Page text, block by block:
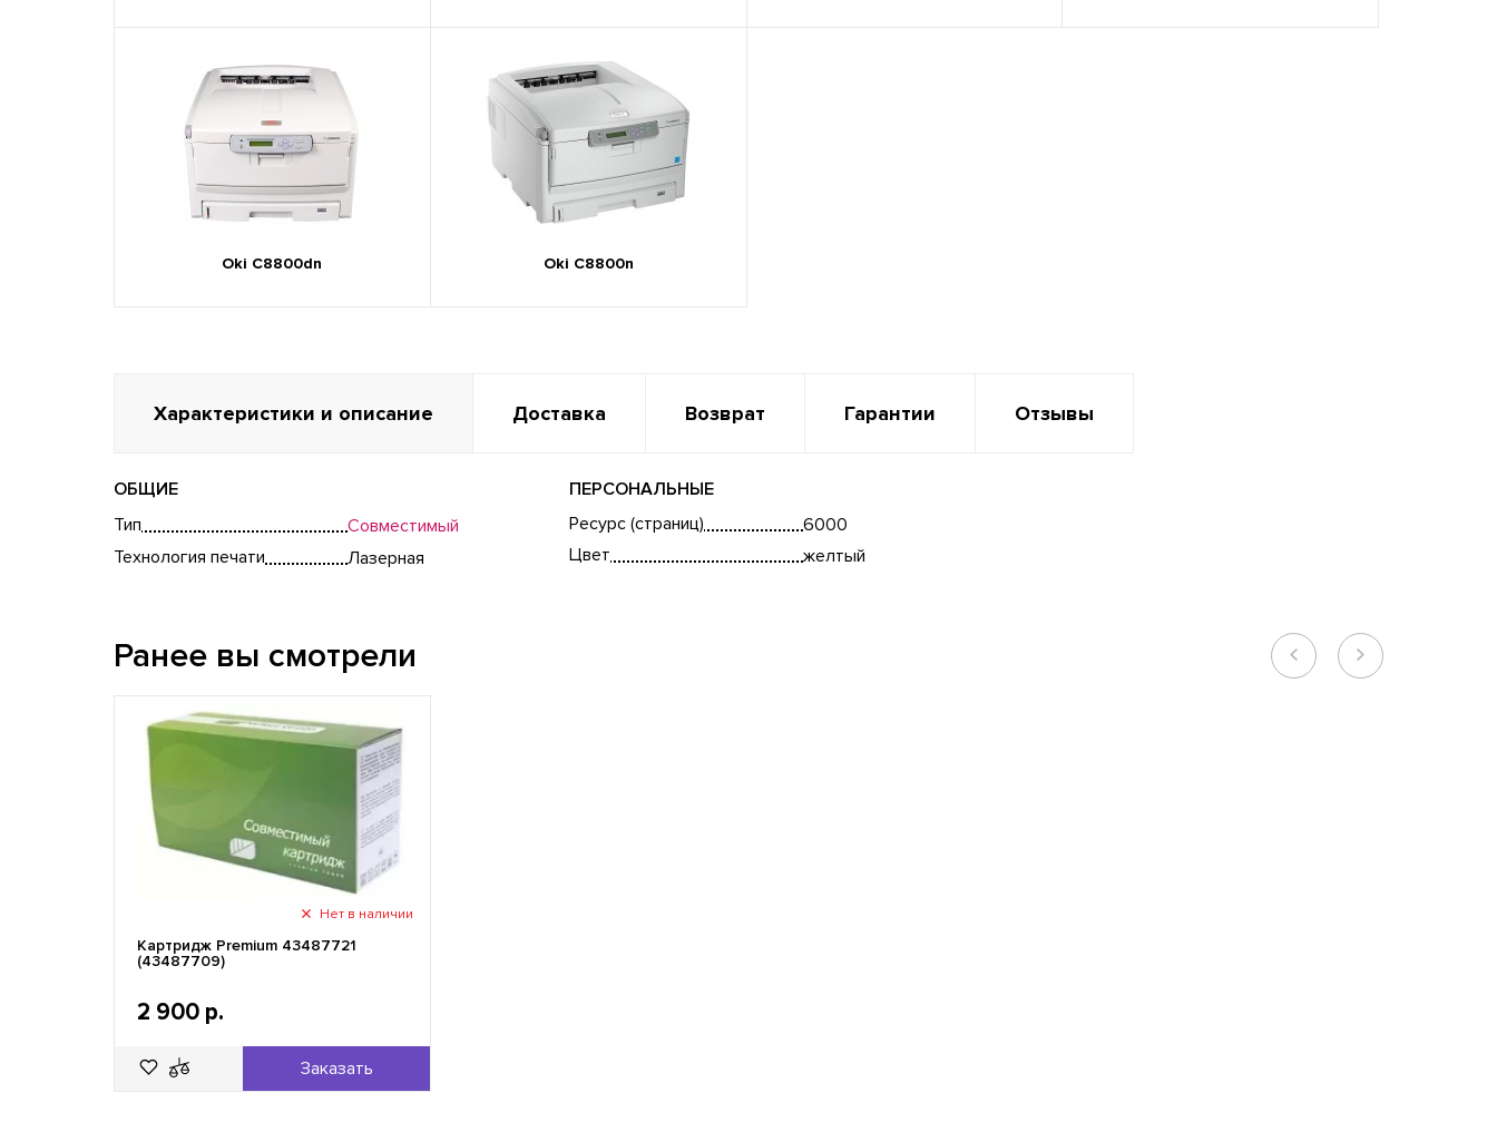
Oki C8800dn Oki C8800n
Характеристики и описание Доставка Возврат Гарантии Отзывы
ОБЩИЕ
Тип
Совместимый
Технология печати
Лазерная
ПЕРСОНАЛЬНЫЕ
Ресурс (страниц)
6000
Цвет
желтый
Ранее вы смотрели
Нет в наличии
Картридж Premium 43487721
(43487709)
2 900 р.
Заказать